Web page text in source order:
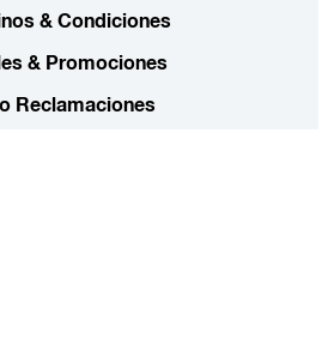
& Condiciones
& Promociones
Reclamaciones